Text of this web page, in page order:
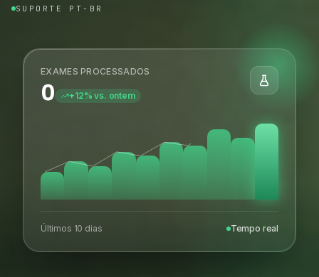
SUPORTE PT-BR
EXAMES PROCESSADOS
0 +12% vs. ontem
Últimos 10 dias Tempo real